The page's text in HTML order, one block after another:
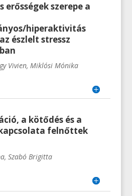
erősségek szerepe a
hiperaktivitás
észlelt stressz
Vivien, Miklósi Mónika
a kötődés és a
felnőttek
Szabó Brigitta